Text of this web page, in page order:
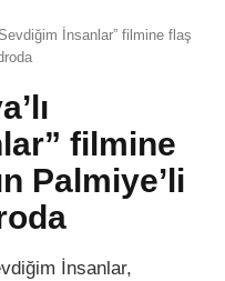
İnsanlar” filmine flaş
filmine
Palmiye’li
İnsanlar,